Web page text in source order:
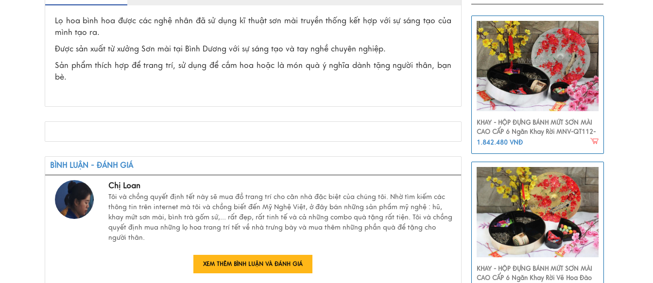
Lọ hoa bình hoa được các nghệ nhân đã sử dụng kĩ thuật sơn mài truyền thống kết hợp với sự sáng tạo của
mình tạo ra.
Được sản xuất từ xưởng Sơn mài tại Bình Dương với sự sáng tạo và tay nghề chuyên nghiệp.
Sản phẩm thích hợp để trang trí, sử dụng để cắm hoa hoặc là món quà ý nghĩa dành tặng người thân, bạn
bè.
BÌNH LUẬN - ĐÁNH GIÁ
Chị Loan
Tôi và chồng quyết định tết này sẽ mua đồ trang trí cho căn nhà đặc biệt của chúng tôi. Nhờ tìm kiếm các
thông tin trên internet mà tôi và chồng biết đến Mỹ Nghệ Việt, ở đây bán những sản phẩm mỹ nghệ : hũ,
khay mứt sơn mài, bình trà gốm sứ,... rất đẹp, rất tinh tế và cả những combo quà tặng rất tiện. Tôi và chồng
quyết định mua những lọ hoa trang trí tết về nhà trưng bày và mua thêm những phần quà để tặng cho
người thân.
XEM THÊM BÌNH LUẬN VÀ ĐÁNH GIÁ
KHAY - HỘP ĐỰNG BÁNH MỨT SƠN MÀI
CAO CẤP 6 Ngăn Khay Rời MNV-QT112-
1
1.842.480 VNĐ
KHAY - HỘP ĐỰNG BÁNH MỨT SƠN MÀI
CAO CẤP 6 Ngăn Khay Rời Vẽ Hoa Đào